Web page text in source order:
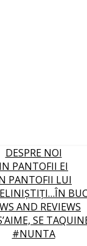
DESPRE NOI
IN PANTOFII EI
PANTOFII LUI
AND REVIEWS
SE
#NUNTA